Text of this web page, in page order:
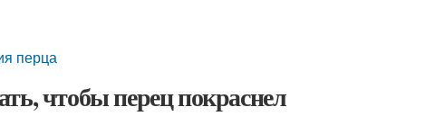
перца
чтобы перец покраснел